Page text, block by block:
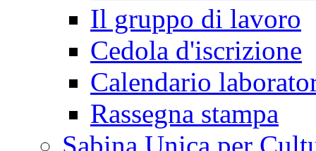
Il gruppo di lavoro
Cedola d'iscrizione
Calendario
Rassegna stampa
Sabina Unica per